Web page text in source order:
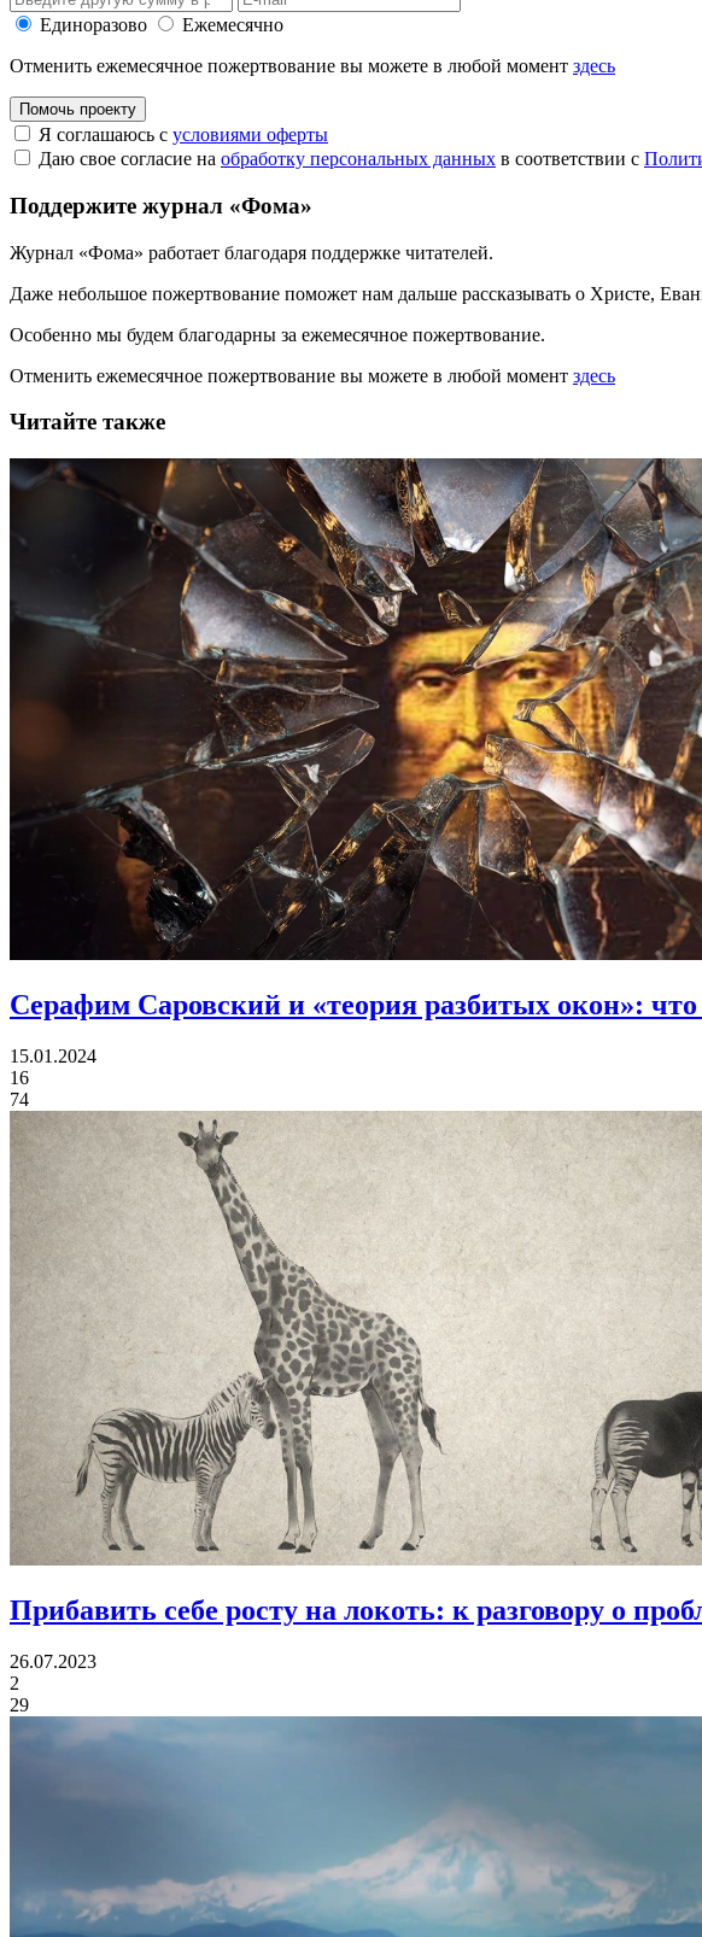
Единоразово
Ежемесячно
Отменить ежемесячное пожертвование вы можете в любой момент здесь
Помочь проекту
Я соглашаюсь с условиями оферты
Даю свое согласие на обработку персональных данных в соответствии с
Поддержите журнал «Фома»
Журнал «Фома» работает благодаря поддержке читателей.
Даже небольшое пожертвование поможет нам дальше рассказывать о Христе,
Особенно мы будем благодарны за ежемесячное пожертвование.
Отменить ежемесячное пожертвование вы можете в любой момент здесь
Читайте также
Серафим Саровский и «теория разбитых окон»:
15.01.2024
16
74
Прибавить себе росту на локоть: к разговору о
26.07.2023
2
29